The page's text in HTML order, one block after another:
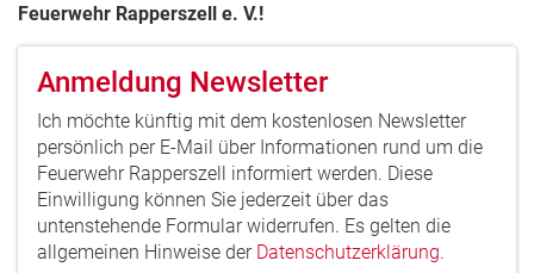
Feuerwehr Rapperszell e. V.!
Anmeldung Newsletter
Ich möchte künftig mit dem kostenlosen Newsletter
persönlich per E-Mail über Informationen rund um die
Feuerwehr Rapperszell informiert werden. Diese
Einwilligung können Sie jederzeit über das
untenstehende Formular widerrufen. Es gelten die
allgemeinen Hinweise der Datenschutzerklärung.